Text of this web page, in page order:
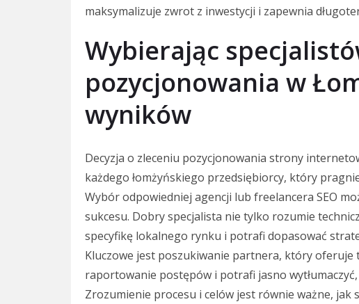
maksymalizuje zwrot z inwestycji i zapewnia
Wybierając
pozycjonowania w
wyników
Decyzja o zleceniu pozycjonowania strony
każdego łomżyńskiego przedsiębiorcy, który
Wybór odpowiedniej agencji lub freelancera SEO
sukcesu. Dobry specjalista nie tylko rozumie
specyfikę lokalnego rynku i potrafi dopasować
Kluczowe jest poszukiwanie partnera, który oferuje
raportowanie postępów i potrafi jasno
Zrozumienie procesu i celów jest równie ważne, jak